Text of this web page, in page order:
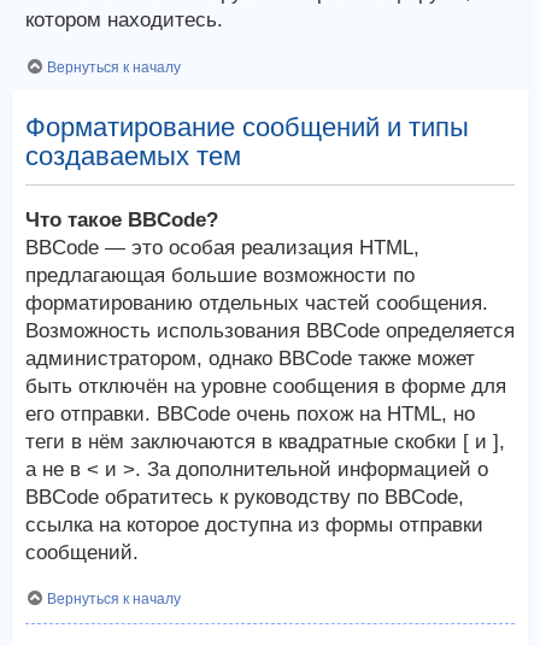
котором находитесь.
Вернуться к началу
Форматирование сообщений и типы
создаваемых тем
Что такое BBCode?
BBCode — это особая реализация HTML,
предлагающая большие возможности по
форматированию отдельных частей сообщения.
Возможность использования BBCode определяется
администратором, однако BBCode также может
быть отключён на уровне сообщения в форме для
его отправки. BBCode очень похож на HTML, но
теги в нём заключаются в квадратные скобки [ и ],
а не в < и >. За дополнительной информацией о
BBCode обратитесь к руководству по BBCode,
ссылка на которое доступна из формы отправки
сообщений.
Вернуться к началу